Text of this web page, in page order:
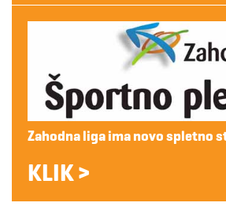
Zahodna liga ima novo spletno
KLIK >